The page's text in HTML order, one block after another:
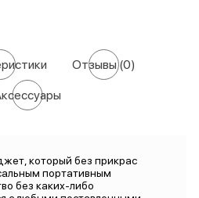
Отзывы(0)
который без прикрас
портативным
без каких-либо